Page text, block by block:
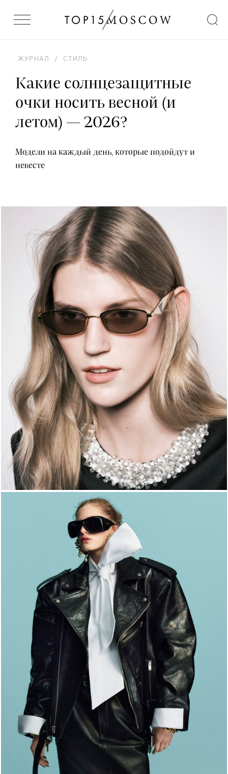
ЖУРНАЛ / СТИЛЬ
Какие солнцезащитные
очки носить весной (и
летом) — 2026?
Модели на каждый день, которые подойдут и
невесте